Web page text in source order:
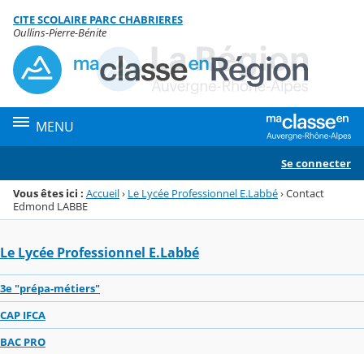
Menu de la rubrique
Contenu
CITE SCOLAIRE PARC CHABRIERES
Oullins-Pierre-Bénite
MENU
Se connecter
Vous êtes ici : Accueil› Le Lycée Professionnel E.Labbé›Contact
Edmond LABBE
Le Lycée Professionnel E.Labbé
3e "prépa-métiers"
CAP IFCA
BAC PRO